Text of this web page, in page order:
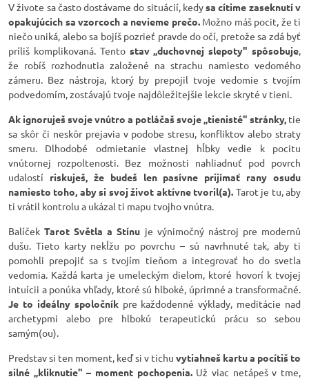
V živote sa často dostávame do situácií, kedysa cítime zaseknutí v
opakujúcich sa vzorcoch a nevieme prečo.Možno máš pocit, že ti
niečo uniká, alebo sa bojíš pozrieť pravde do očí, pretože sa zdá byť
príliš komplikovaná. Tento stav „duchovnej slepoty" spôsobuje,
že robíš rozhodnutia založené na strachu namiesto vedomého
zámeru. Bez nástroja, ktorý by prepojil tvoje vedomie s tvojím
podvedomím, zostávajú tvoje najdôležitejšie lekcie skryté v tieni.
Ak ignoruješ svoje vnútro a potláčaš svoje „tienisté" stránky, tie
sa skôr či neskôr prejavia v podobe stresu, konfliktov alebo straty
smeru. Dlhodobé odmietanie vlastnej hĺbky vedie k pocitu
vnútornej rozpoltenosti. Bez možnosti nahliadnuť pod povrch
udalostí riskuješ, že budeš len pasívne prijímať rany osudu
namiesto toho, aby si svoj život aktívne tvoril(a). Tarot je tu, aby
ti vrátil kontrolu a ukázal ti mapu tvojho vnútra.
BalíčekTarot Světla a Stínu je výnimočný nástroj pre modernú
dušu. Tieto karty nekĺžu po povrchu – sú navrhnuté tak, aby ti
pomohli prepojiť sa s tvojím tieňom a integrovať ho do svetla
vedomia. Každá karta je umeleckým dielom, ktoré hovorí k tvojej
intuícii a ponúka vhľady, ktoré sú hlboké, úprimné a transformačné.
Je to ideálny spoločníkpre každodenné výklady, meditácie nad
archetypmi alebo pre hlbokú terapeutickú prácu so sebou
samým(ou).
Predstav si ten moment, keď si v tichu vytiahneš kartu a pocítiš to
silné „kliknutie" – moment pochopenia.Už viac netápeš v tme,